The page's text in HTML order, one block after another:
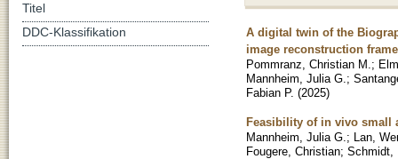
A digital twin of the
image reconstruction
Pommranz, Christian M. ;
Mannheim, Julia G. ;
Fabian P. (2025)
Feasibility of in vivo small
Mannheim, Julia G. ; Lan,
Fougere, Christian; Schmidt,
Titel
DDC-Klassifikation